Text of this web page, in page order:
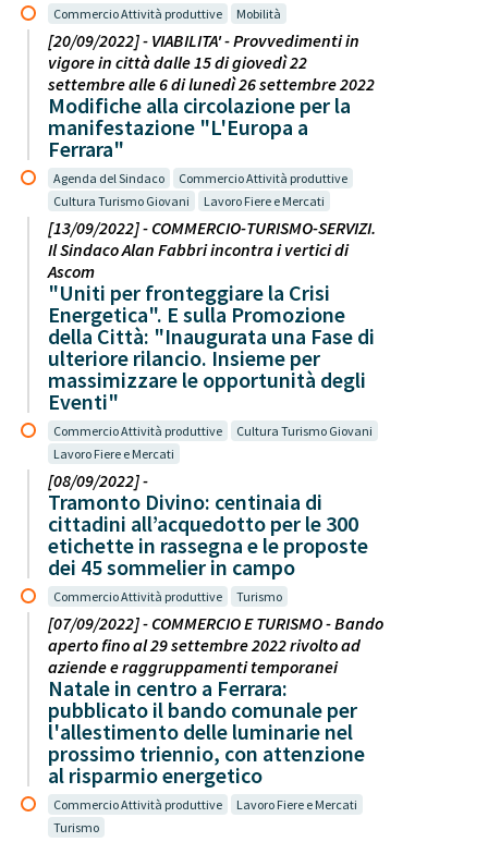
Commercio Attività produttive Mobilità
[20/09/2022] - VIABILITA' - Provvedimenti in
vigore in città dalle 15 di giovedì 22
settembre alle 6 di lunedì 26 settembre 2022
Modifiche alla circolazione per la
manifestazione "L'Europa a
Ferrara"
Agenda del Sindaco
Commercio Attività produttive
Cultura Turismo Giovani
Lavoro Fiere e Mercati
[13/09/2022] - COMMERCIO-TURISMO-SERVIZI.
Il Sindaco Alan Fabbri incontra i vertici di
Ascom
"Uniti per fronteggiare la Crisi
Energetica". E sulla Promozione
della Città: "Inaugurata una Fase di
ulteriore rilancio. Insieme per
massimizzare le opportunità degli
Eventi"
Commercio Attività produttive
Cultura Turismo Giovani
Lavoro Fiere e Mercati
[08/09/2022] -
Tramonto Divino: centinaia di
cittadini all’acquedotto per le 300
etichette in rassegna e le proposte
dei 45 sommelier in campo
Commercio Attività produttive Turismo
[07/09/2022] - COMMERCIO E TURISMO - Bando
aperto fino al 29 settembre 2022 rivolto ad
aziende e raggruppamenti temporanei
Natale in centro a Ferrara:
pubblicato il bando comunale per
l'allestimento delle luminarie nel
prossimo triennio, con attenzione
al risparmio energetico
Commercio Attività produttive
Lavoro Fiere e Mercati
Turismo